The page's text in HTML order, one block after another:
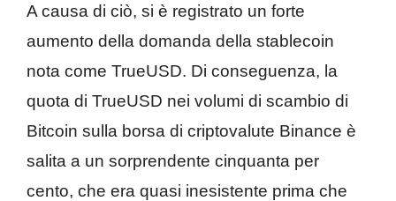
A causa di ciò, si è registrato un forte
aumento della domanda della stablecoin
nota come TrueUSD. Di conseguenza, la
quota di TrueUSD nei volumi di scambio di
Bitcoin sulla borsa di criptovalute Binance è
salita a un sorprendente cinquanta per
cento, che era quasi inesistente prima che